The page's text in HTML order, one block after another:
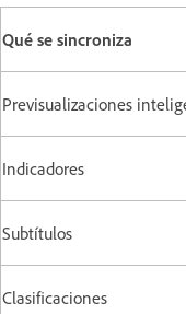
Qué se sincroniza
Previsualizaciones
Indicadores
Subtítulos
Clasificaciones